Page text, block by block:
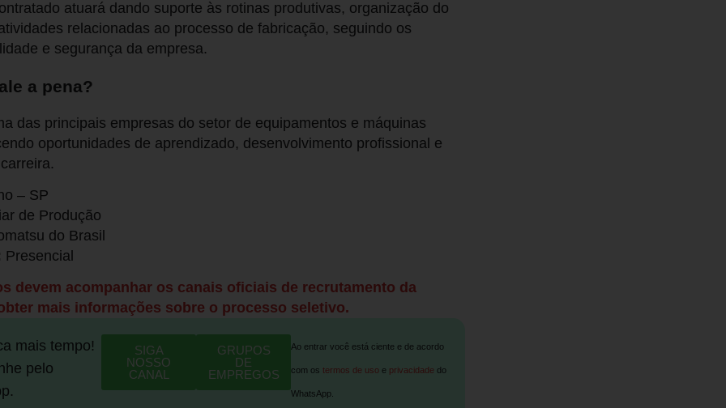
atuará dando suporte às rotinas produtivas, organização do
relacionadas ao processo de fabricação, seguindo os
e segurança da empresa.
a pena?
das principais empresas do setor de equipamentos e máquinas
oportunidades de aprendizado, desenvolvimento profissional e
– SP
de Produção
do Brasil
Presencial
devem acompanhar os canais oficiais de recrutamento da
mais informações sobre o processo seletivo.
mais tempo!
pelo
SIGA
NOSSO
CANAL
GRUPOS
DE
EMPREGOS
Ao entrar você está ciente e de acordo
com ostermos de uso e privacidade do
WhatsApp.